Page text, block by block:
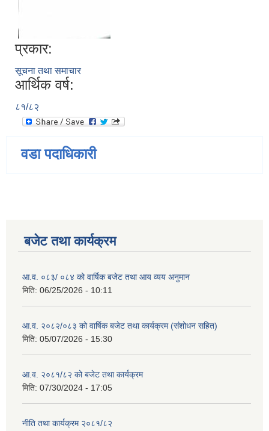
प्रकार:
सूचना तथा समाचार
आर्थिक वर्ष:
८१/८२
वडा पदाधिकारी
बजेट तथा कार्यक्रम
आ.व. ०८३/ ०८४ को वार्षिक बजेट तथा आय व्यय अनुमान
मिति: 06/25/2026 - 10:11
आ.व. २०८२/०८३ को वार्षिक बजेट तथा कार्यक्रम (संशोधन सहित)
मिति: 05/07/2026 - 15:30
आ.व. २०८१/८२ को बजेट तथा कार्यक्रम
मिति: 07/30/2024 - 17:05
नीति तथा कार्यक्रम २०८१/८२